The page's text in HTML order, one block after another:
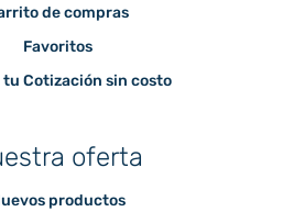
de compras
Favoritos
Cotización sin costo
oferta
productos